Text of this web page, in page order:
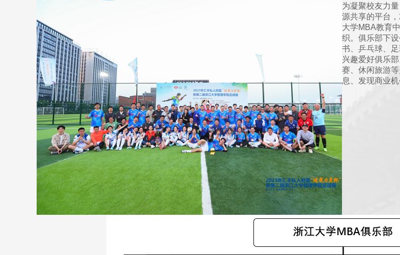
为凝聚校友力
源共享的平台
大学MBA教育
织。俱乐部下
书、乒乓球、
兴趣爱好俱乐
赛、休闲旅游
息、发现商业机